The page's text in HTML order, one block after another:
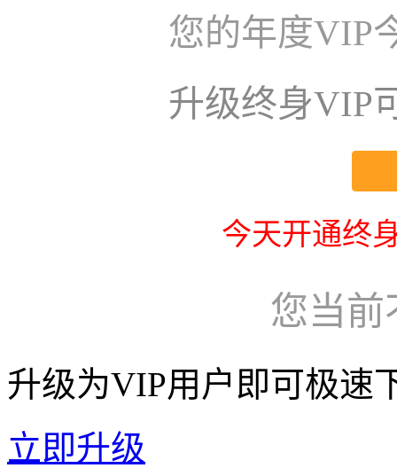
您的年度VIP
升级终身VIP
今天开通终
您当前
升级为VIP用户即可极速
立即升级